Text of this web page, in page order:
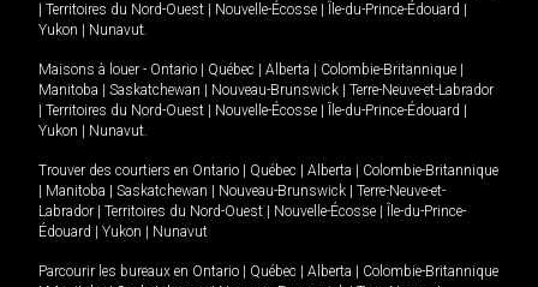
Territoires du Nord-Ouest Nouvelle-Écosse Île-du-Prince-Édouard
Yukon
Nunavut.
Maisons à louer - Ontario Québec Alberta Colombie-Britannique
Manitoba
Saskatchewan Nouveau-Brunswick
Terre-Neuve-et-Labrador
Territoires du Nord-Ouest Nouvelle-Écosse Île-du-Prince-Édouard
Yukon
Nunavut.
Trouver des courtiers en Ontario Québec Alberta
Colombie-Britannique
Manitoba Saskatchewan Nouveau-Brunswick
Terre-Neuve-et-
Labrador
Territoires du Nord-Ouest Nouvelle-Écosse
Île-du-Prince-
Édouard
Yukon Nunavut
Parcourir les bureaux en Ontario Québec Alberta
Colombie-Britannique